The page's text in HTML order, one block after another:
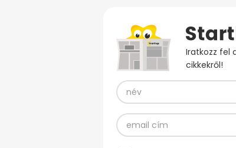
Iratkozz fel
cikkekről!